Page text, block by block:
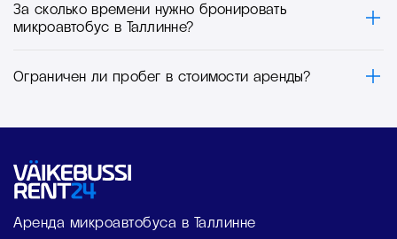
За сколько времени нужно бронировать
микроавтобус в Таллинне?
Ограничен ли пробег в стоимости аренды?
Аренда микроавтобуса в Таллинне